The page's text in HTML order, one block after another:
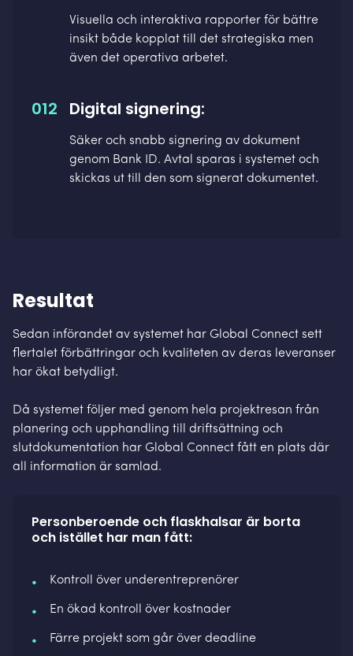
Visuella och interaktiva rapporter för bättre
insikt både kopplat till det strategiska men
även det operativa arbetet.
012 Digital signering:
Säker och snabb signering av dokument
genom Bank ID. Avtal sparas i systemet och
skickas ut till den som signerat dokumentet.
Resultat
Sedan införandet av systemet har Global Connect sett
flertalet förbättringar och kvaliteten av deras leveranser
har ökat betydligt.
Då systemet följer med genom hela projektresan från
planering och upphandling till driftsättning och
slutdokumentation har Global Connect fått en plats där
all information är samlad.
Personberoende och flaskhalsar är borta
och istället har man fått:
Kontroll över underentreprenörer
En ökad kontroll över kostnader
Färre projekt som går över deadline